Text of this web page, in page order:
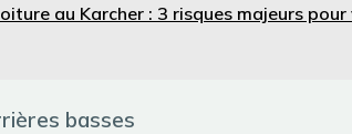
au Karcher : 3 risques majeurs
basses